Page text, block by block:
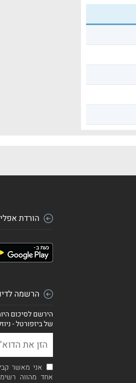
הורדת
הרשמה
הירשם לסיכום
של ביזפורטל -
אני מאשר
אחד מהווה